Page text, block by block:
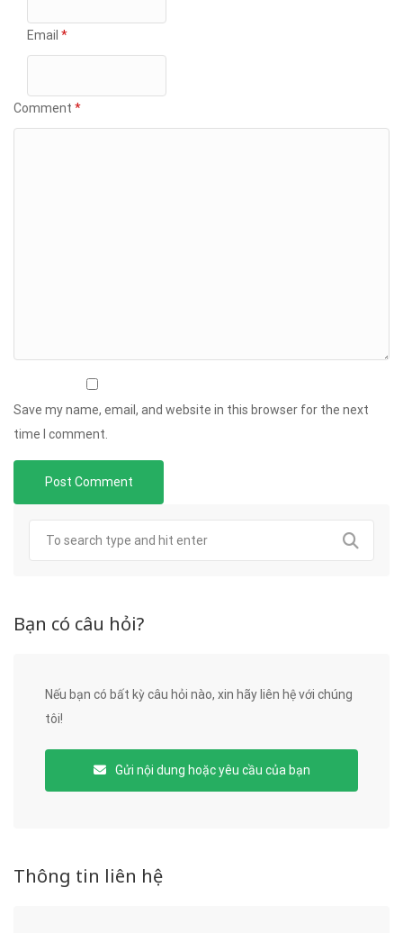
Email *
Comment *
Save my name, email, and website in this browser for the next
time I comment.
Bạn có câu hỏi?
Nếu bạn có bất kỳ câu hỏi nào, xin hãy liên hệ với chúng
tôi!
Gửi nội dung hoặc yêu cầu của bạn
Thông tin liên hệ